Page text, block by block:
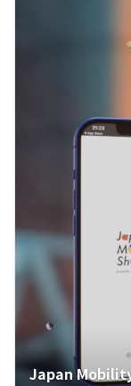
Japan